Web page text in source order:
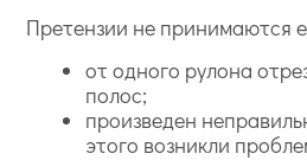
Претензии не принимаются
от одного рулона
полос;
произведен
этого возникли